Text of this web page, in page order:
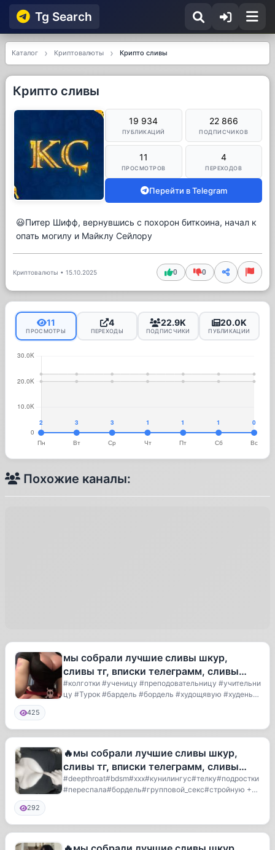
Tg Searсh
Каталог Криптовалюты Крипто сливы
Крипто сливы
19 934
ПУБЛИКАЦИЙ
22 866
ПОДПИСЧИКОВ
11
ПРОСМОТРОВ
4
ПЕРЕХОДОВ
Перейти в Telegram
😃Питер Шифф, вернувшись с похорон биткоина, начал к
опать могилу и Майклу Сейлору
Криптовалюты • 15.10.2025 0 0
11
ПРОСМОТРЫ
4
ПЕРЕХОДЫ
22.9K
ПОДПИСЧИКИ
20.0K
ПУБЛИКАЦИИ
Похожие каналы:
мы собрали лучшие сливы шкур,
сливы тг, вписки телеграмм, сливы
вписок, сливы девушек ✨Приятного
про
#колготки #ученицу #преподовательницу #учительни
цу #Турок #бардель #бордель #худощявую #худеньку
425
🔥мы собрали лучшие сливы шкур,
сливы тг, вписки телеграмм, сливы
вписок, сливы девушек⚡️
#deepthroat#bdsm#xxx#кунилингус#телку#подростки
#переспала#бордель#групповой_секс#стройную +R1
292